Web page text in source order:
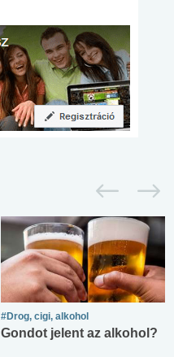
#Drog, cigi, alkohol
Gondot jelent az alkohol?